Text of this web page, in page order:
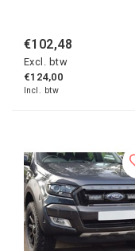
€102,48
Excl. btw
€124,00
Incl. btw